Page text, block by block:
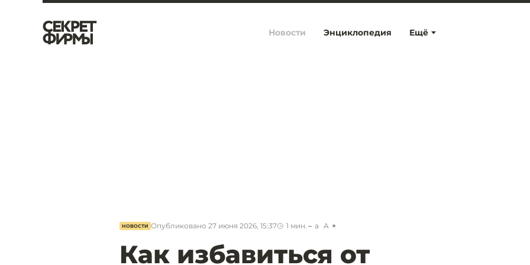
Ещё
Новости Энциклопедия
НОВОСТИ Опубликовано 27 июня 2026, 15:37 1 мин. a A
Как избавиться от